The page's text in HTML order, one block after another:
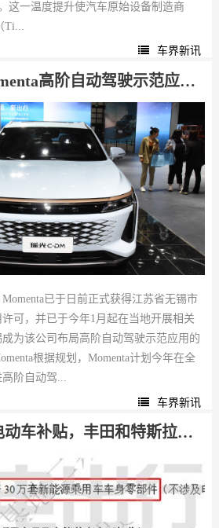
这一温度提升使汽车原始设备制造商
Ti...
车界新讯
自动驾驶示范应用许可落地新城市
已于日前正式获得江苏省无锡市
可，并已于今年1月起在当地开展相关
为该公司布局高阶自动驾驶示范应用的
根据规划，Momenta计划今年在全
阶自动驾...
车界新讯
补贴，丰田和特斯拉有望受益